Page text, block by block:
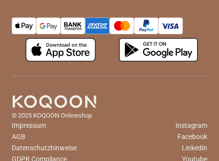
© 2025 KOQOON Onlineshop
Impressum
AGB
Datenschutzhinweise
GDPR Compliance
Instagram
Facebook
Linkedin
Youtube